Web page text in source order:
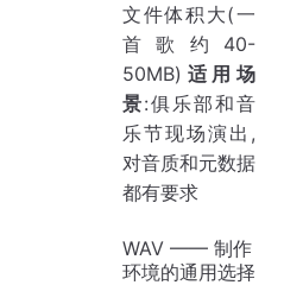
文件体积大(一
首歌约40-
50MB) 适用场
景:俱乐部和音
乐节现场演出,
对音质和元数据
都有要求
WAV —— 制作
环境的通用选择